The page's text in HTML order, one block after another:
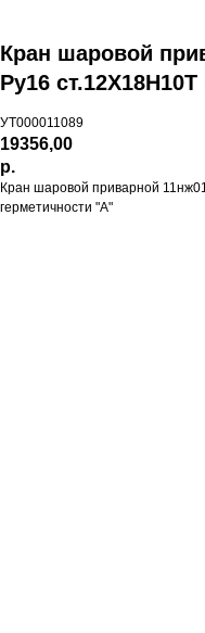
Кран шаровой
Ру16
УТ000011089
19356,00
р.
Кран шаровой приварной
герметичности "А"